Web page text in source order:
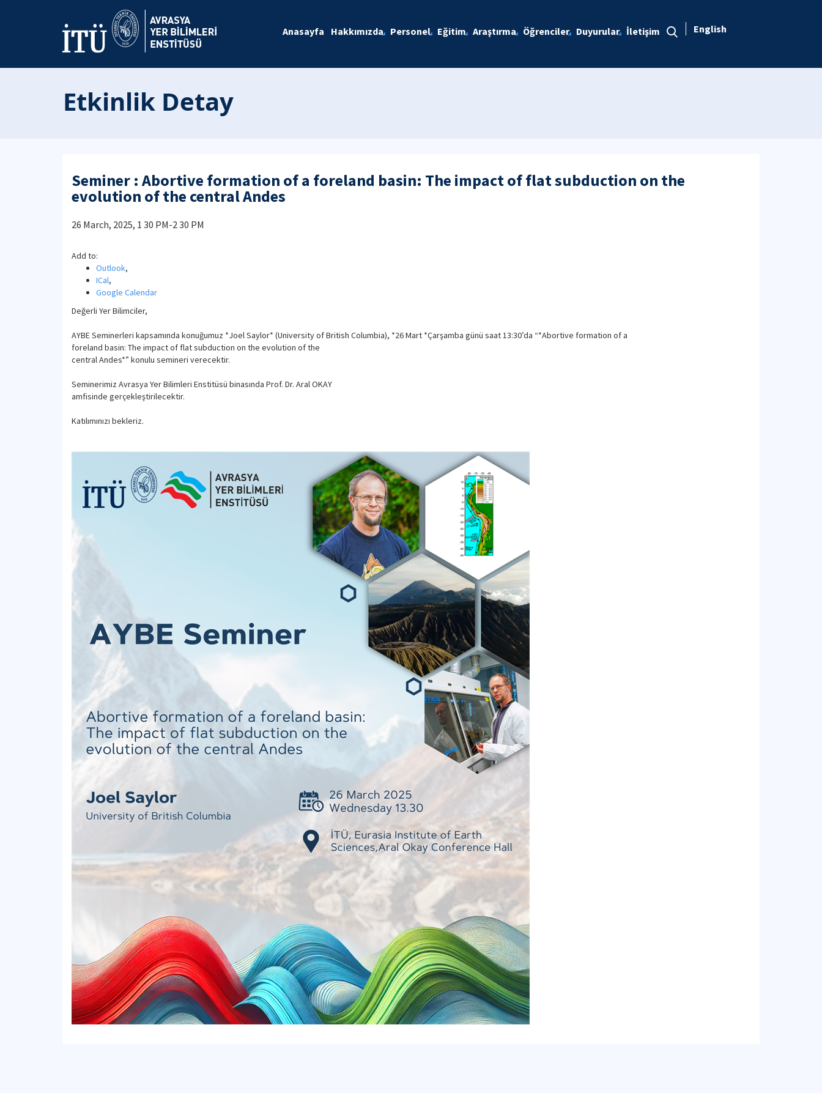
Anasayfa Hakkımızda Personel Eğitim Araştırma Öğrenciler Duyurular İletişim English
Etkinlik Detay
Seminer : Abortive formation of a foreland basin: The impact of flat subduction on the
evolution of the central Andes
26 March, 2025, 1 30 PM-2 30 PM
Add to:
Outlook,
ICal,
Google Calendar
Değerli Yer Bilimciler,
AYBE Seminerleri kapsamında konuğumuz *Joel Saylor* (University of British Columbia), *26 Mart *Çarşamba günü saat 13:30’da “*Abortive formation of a
foreland basin: The impact of flat subduction on the evolution of the
central Andes*” konulu semineri verecektir.
Seminerimiz Avrasya Yer Bilimleri Enstitüsü binasında Prof. Dr. Aral OKAY
amfisinde gerçekleştirilecektir.
Katılımınızı bekleriz.